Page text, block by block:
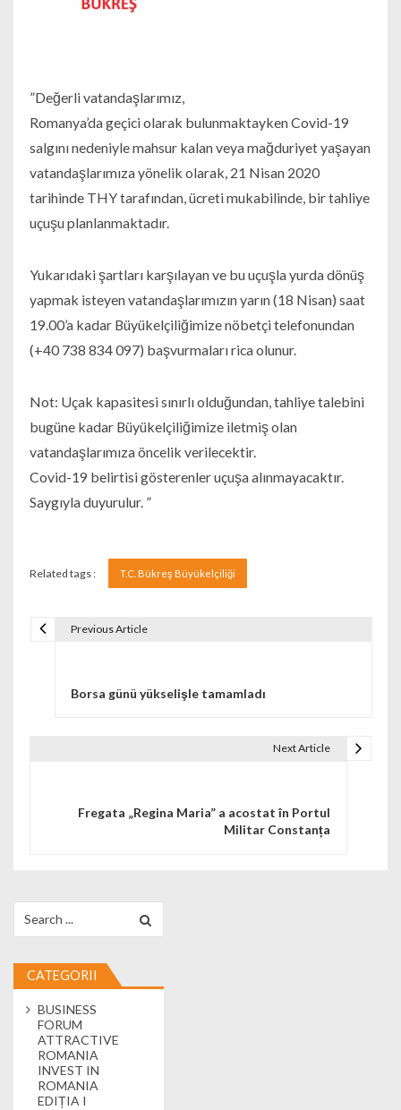
”Değerli vatandaşlarımız,
Romanya’da geçici olarak bulunmaktayken Covid-19
salgını nedeniyle mahsur kalan veya mağduriyet yaşayan
vatandaşlarımıza yönelik olarak, 21 Nisan 2020
tarihinde THY tarafından, ücreti mukabilinde, bir tahliye
uçuşu planlanmaktadır.
Yukarıdaki şartları karşılayan ve bu uçuşla yurda dönüş
yapmak isteyen vatandaşlarımızın yarın (18 Nisan) saat
19.00’a kadar Büyükelçiliğimize nöbetçi telefonundan
(+40 738 834 097) başvurmaları rica olunur.
Not: Uçak kapasitesi sınırlı olduğundan, tahliye talebini
bugüne kadar Büyükelçiliğimize iletmiş olan
vatandaşlarımıza öncelik verilecektir.
Covid-19 belirtisi gösterenler uçuşa alınmayacaktır.
Saygıyla duyurulur. ”
Related tags : T.C. Bükreş Büyükelçiliği
Previous Article
Borsa günü yükselişle tamamladı
Next Article
Fregata „Regina Maria” a acostat în Portul
Militar Constanța
CATEGORII
BUSINESS
FORUM
ATTRACTIVE
ROMANIA
INVEST IN
ROMANIA
EDIȚIA I